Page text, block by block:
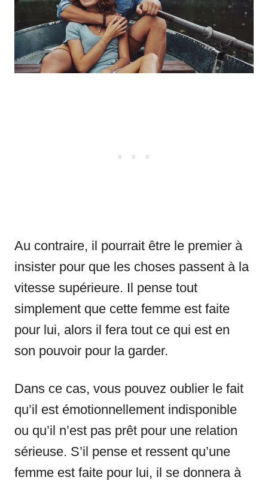
Au contraire, il pourrait être le premier à
insister pour que les choses passent à la
vitesse supérieure. Il pense tout
simplement que cette femme est faite
pour lui, alors il fera tout ce qui est en
son pouvoir pour la garder.
Dans ce cas, vous pouvez oublier le fait
qu’il est émotionnellement indisponible
ou qu’il n’est pas prêt pour une relation
sérieuse. S’il pense et ressent qu’une
femme est faite pour lui, il se donnera à